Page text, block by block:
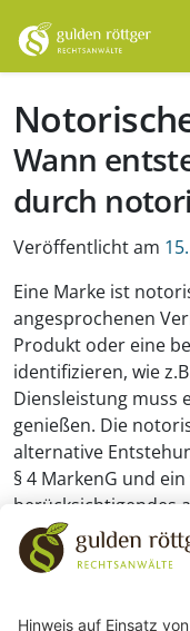
Wann
durch
Veröffentlicht am
Eine Marke ist
angesprochenen
Produkt oder eine
identifizieren, wie
Diensleistung muss
genießen. Die
alternative
§ 4 MarkenG und
berücksichtigendes